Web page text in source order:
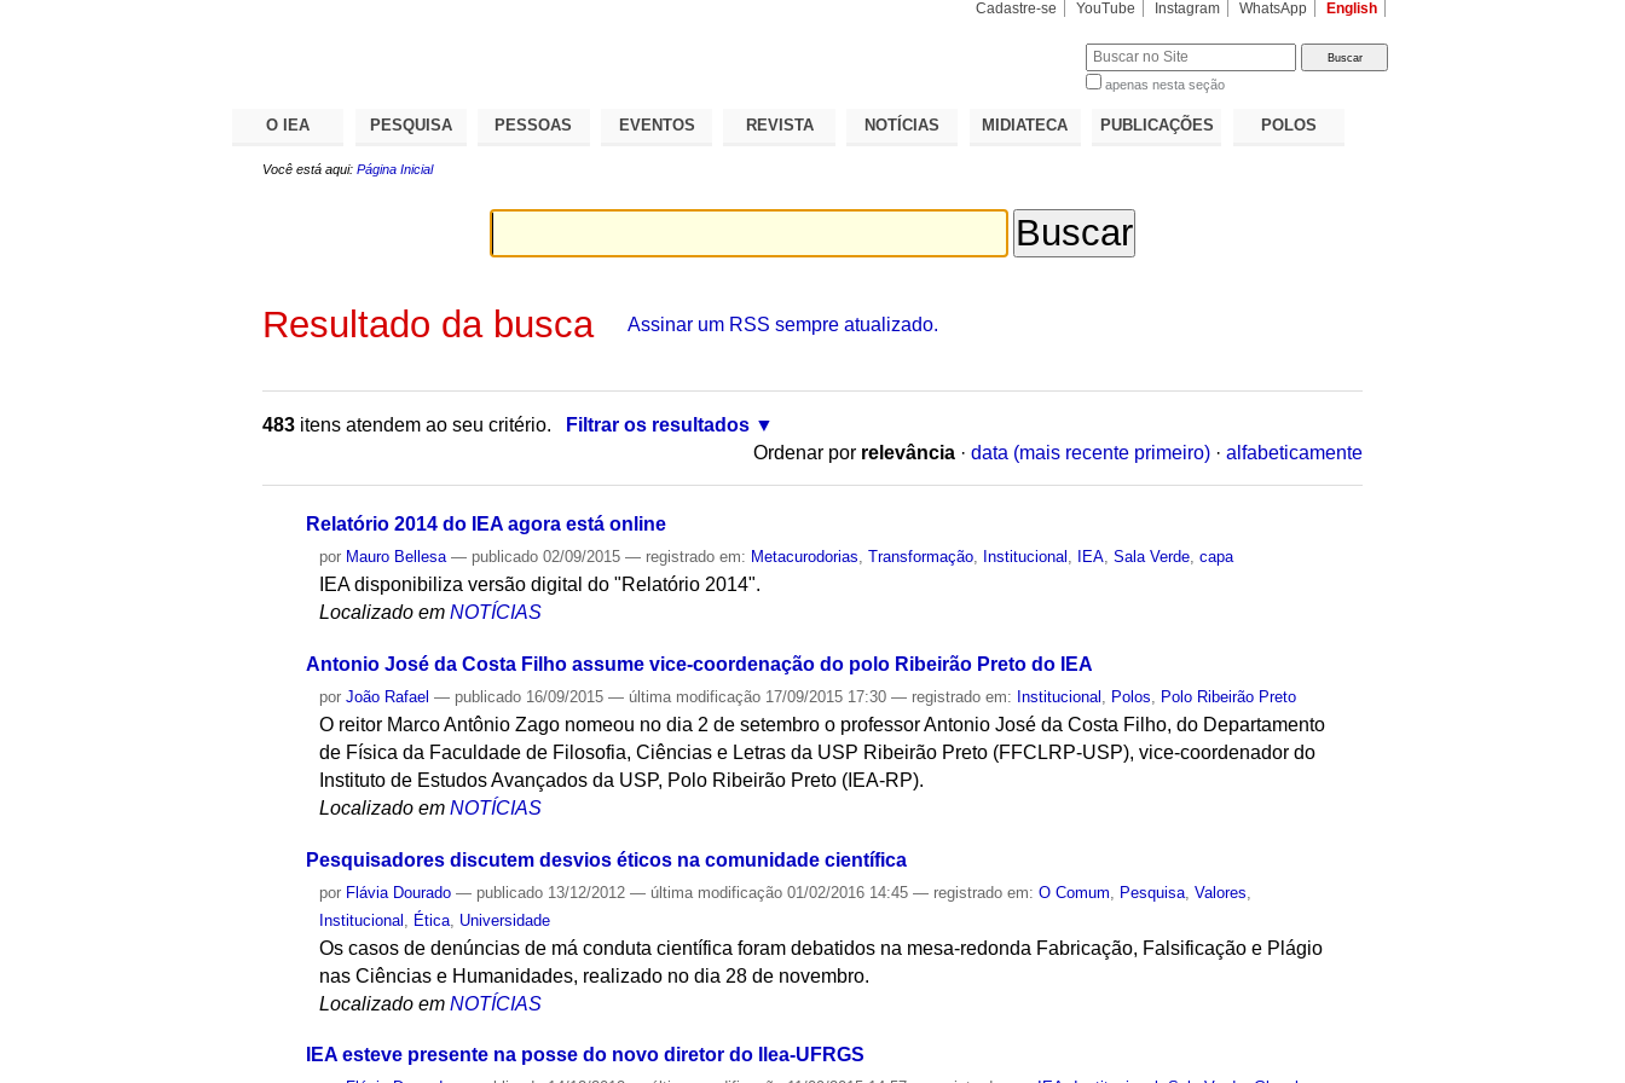
Cadastre-se YouTube Instagram WhatsApp English
apenas nesta seção
O IEA PESQUISA PESSOAS EVENTOS REVISTA NOTÍCIAS MIDIATECA PUBLICAÇÕES POLOS
Você está aqui: Página Inicial
Resultado da busca Assinar um RSS sempre atualizado.
483 itens atendem ao seu critério.
Filtrar os resultados
Ordenar por relevância · data (mais recente primeiro) · alfabeticamente
Relatório 2014 do IEA agora está online
por Mauro Bellesa — publicado 02/09/2015— registrado em: Metacurodorias,Transformação, Institucional , IEA,Sala Verde,capa
IEA disponibiliza versão digital do "Relatório 2014".
Localizado em NOTÍCIAS
Antonio José da Costa Filho assume vice-coordenação do polo Ribeirão Preto do IEA
porJoão Rafael — publicado 16/09/2015— última modificação 17/09/2015 17:30— registrado em: Institucional Polos Polo Ribeirão Preto
O reitor Marco Antônio Zago nomeou no dia 2 de setembro o professor Antonio José da Costa Filho, do Departamento
de Física da Faculdade de Filosofia, Ciências e Letras da USP Ribeirão Preto (FFCLRP-USP), vice-coordenador do
Instituto de Estudos Avançados da USP, Polo Ribeirão Preto (IEA-RP).
Localizado em NOTÍCIAS
Pesquisadores discutem desvios éticos na comunidade científica
por Flávia Dourado — publicado 13/12/2012— última modificação 01/02/2016 14:45— registrado em:O Comum Pesquisa ,Valores
Institucional
Ética Universidade
Os casos de denúncias de má conduta científica foram debatidos na mesa-redonda Fabricação, Falsificação e Plágio
nas Ciências e Humanidades, realizado no dia 28 de novembro.
Localizado em NOTÍCIAS
IEA esteve presente na posse do novo diretor do Ilea-UFRGS